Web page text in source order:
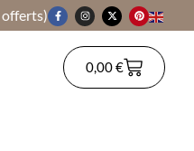
offerts)
0,00€